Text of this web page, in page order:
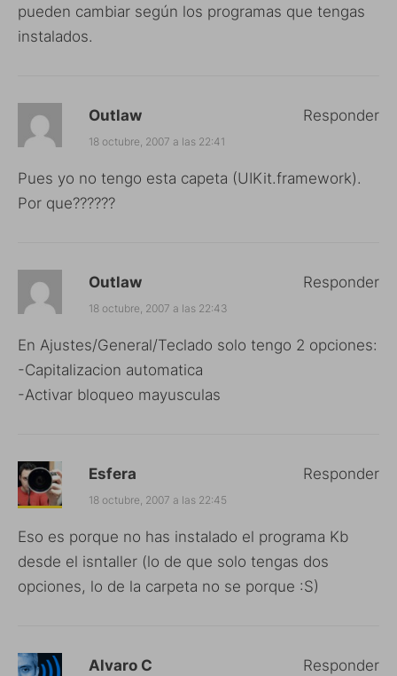
pueden cambiar según los programas que tengas
instalados.
Outlaw
18 octubre, 2007 a las 22:41
Pues yo no tengo esta capeta (UIKit.framework).
Por que??????
Responder
Outlaw
18 octubre, 2007 a las 22:43
En Ajustes/General/Teclado solo tengo 2 opciones:
-Capitalizacion automatica
-Activar bloqueo mayusculas
Responder
Esfera
18 octubre, 2007 a las 22:45
Eso es porque no has instalado el programa Kb
desde el isntaller (lo de que solo tengas dos
opciones, lo de la carpeta no se porque :S)
Responder
Alvaro C Responder